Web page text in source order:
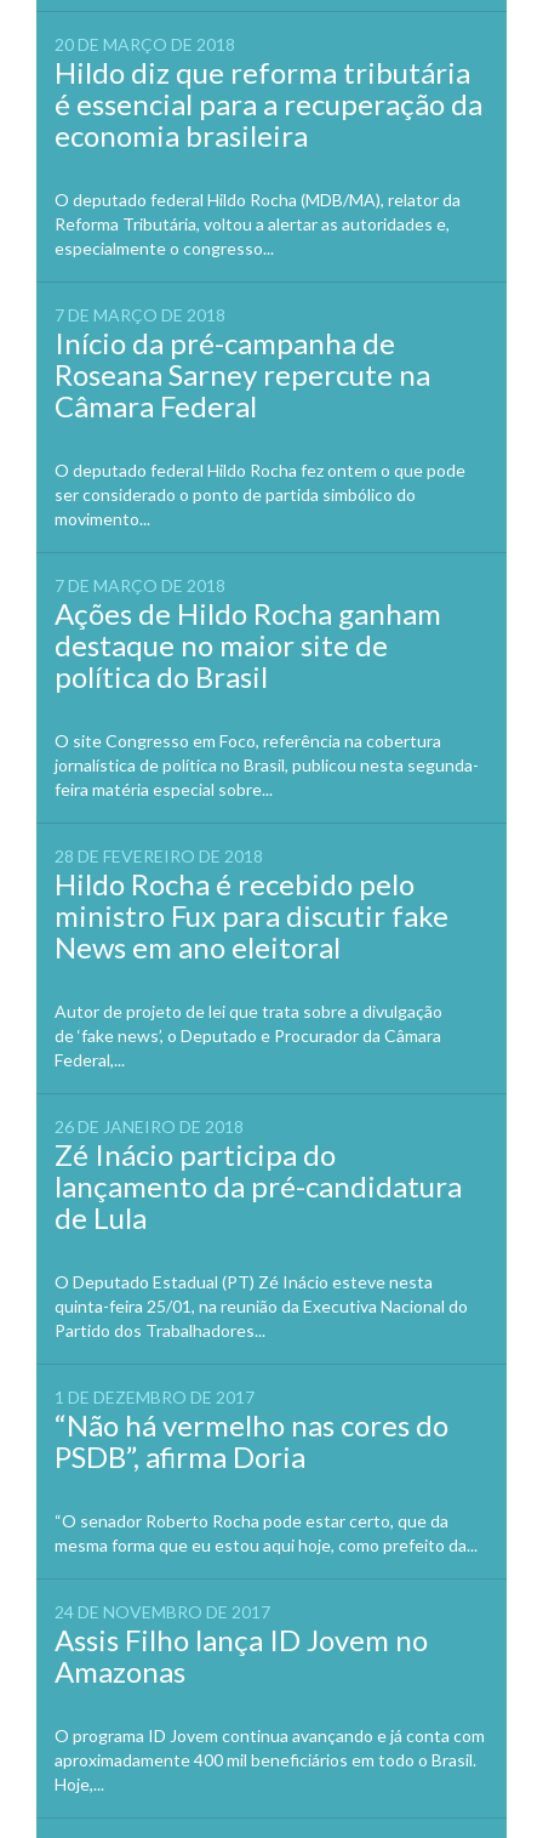
20 DE MARÇO DE 2018
Hildo diz que reforma tributária
é essencial para a recuperação da
economia brasileira
O deputado federal Hildo Rocha (MDB/MA), relator da
Reforma Tributária, voltou a alertar as autoridades e,
especialmente o congresso...
7 DE MARÇO DE 2018
Início da pré-campanha de
Roseana Sarney repercute na
Câmara Federal
O deputado federal Hildo Rocha fez ontem o que pode
ser considerado o ponto de partida simbólico do
movimento...
7 DE MARÇO DE 2018
Ações de Hildo Rocha ganham
destaque no maior site de
política do Brasil
O site Congresso em Foco, referência na cobertura
jornalística de política no Brasil, publicou nesta segunda-
feira matéria especial sobre...
28 DE FEVEREIRO DE 2018
Hildo Rocha é recebido pelo
ministro Fux para discutir fake
News em ano eleitoral
Autor de projeto de lei que trata sobre a divulgação
de ‘fake news’, o Deputado e Procurador da Câmara
Federal,...
26 DE JANEIRO DE 2018
Zé Inácio participa do
lançamento da pré-candidatura
de Lula
O Deputado Estadual (PT) Zé Inácio esteve nesta
quinta-feira 25/01, na reunião da Executiva Nacional do
Partido dos Trabalhadores...
1 DE DEZEMBRO DE 2017
“Não há vermelho nas cores do
PSDB”, afirma Doria
“O senador Roberto Rocha pode estar certo, que da
mesma forma que eu estou aqui hoje, como prefeito da...
24 DE NOVEMBRO DE 2017
Assis Filho lança ID Jovem no
Amazonas
O programa ID Jovem continua avançando e já conta com
aproximadamente 400 mil beneficiários em todo o Brasil.
Hoje,...